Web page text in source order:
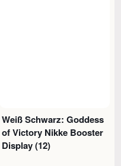
Weiß Schwarz: Goddess
of Victory Nikke Booster
Display (12)